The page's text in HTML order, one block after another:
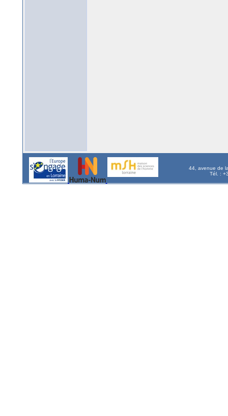
44, avenue de
Tél. :